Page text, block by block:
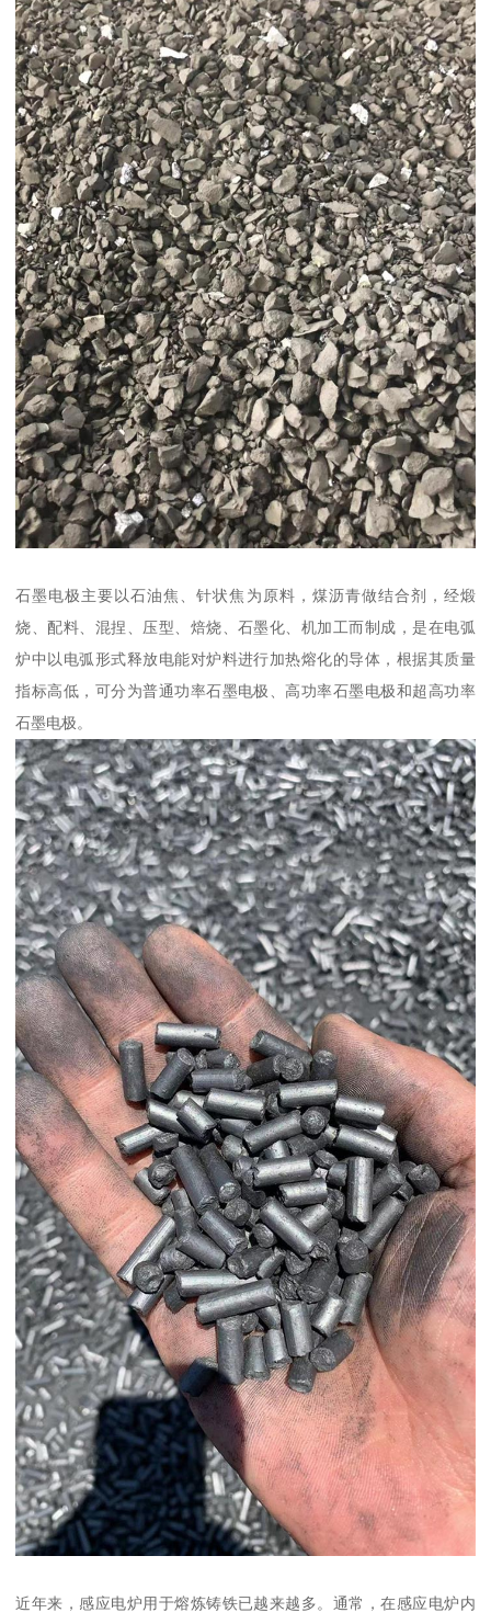
石墨电极主要以石油焦、针状焦为原料，煤沥青做结合剂，经煅
烧、配料、混捏、压型、焙烧、石墨化、机加工而制成，是在电弧
炉中以电弧形式释放电能对炉料进行加热熔化的导体，根据其质量
指标高低，可分为普通功率石墨电极、高功率石墨电极和超高功率
石墨电极。
近年来，感应电炉用于熔炼铸铁已越来越多。通常，在感应电炉内